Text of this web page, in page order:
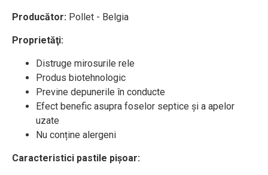
Producător: Pollet - Belgia
Proprietăţi:
Distruge mirosurile rele
Produs biotehnologic
Previne depunerile în conducte
Efect benefic asupra foselor septice și a apelor
uzate
Nu conține alergeni
Caracteristici pastile pișoar: